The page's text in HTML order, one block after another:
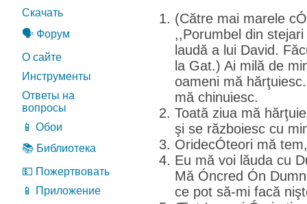
Скачать
🗣️ Форум
О сайте
Инструменты
Ответы на
вопросы
📱 Обои
📚 Библиотека
💵 Пожертвовать
📱 Приложение
(Către mai marele
,,Porumbel din
laudă a lui David.
la Gat.) Ai milă de
oameni mă
mă chinuiesc.
Toată ziua mă
şi se războiesc cu
OridecÓteori mă
Eu mă voi lăuda cu
Mă Óncred Ón
ce pot să-mi facă